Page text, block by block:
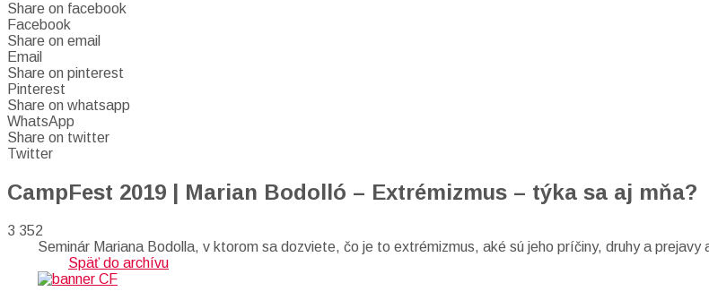
Share on facebook
Facebook
Share on email
Email
Share on pinterest
Pinterest
Share on whatsapp
WhatsApp
Share on twitter
Twitter
CampFest 2019 | Marian Bodolló – Extrémizmus – týka sa aj mňa?
3 352
Seminár Mariana Bodolla, v ktorom sa dozviete, čo je to extrémizmus, aké sú jeho príčiny, druhy a prejavy
Späť do archívu